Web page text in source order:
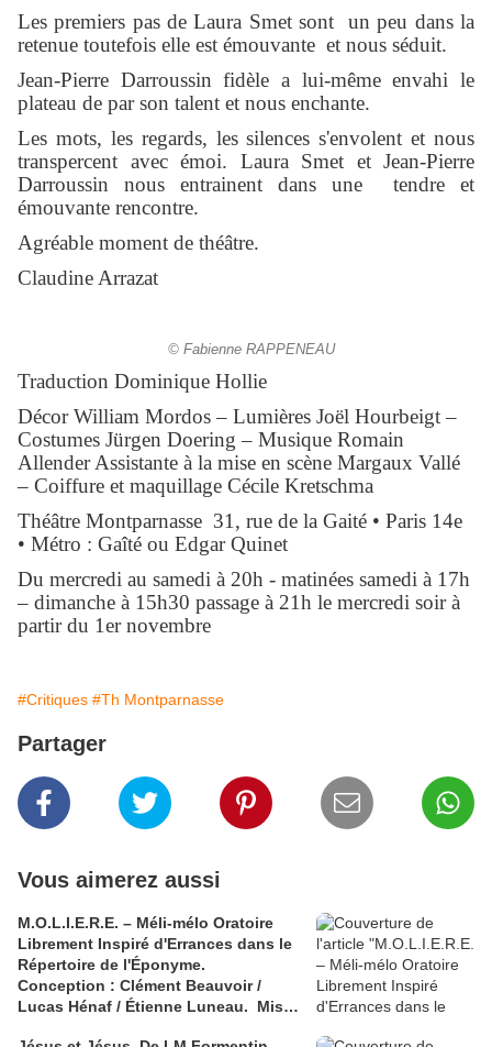
Les premiers pas de Laura Smet sont un peu dans la
retenue toutefois elle est émouvante et nous séduit.
Jean-Pierre Darroussin fidèle a lui-même envahi le
plateau de par son talent et nous enchante.
Les mots, les regards, les silences s'envolent et nous
transpercent avec émoi. Laura Smet et Jean-Pierre
Darroussin nous entrainent dans une tendre et
émouvante rencontre.
Agréable moment de théâtre.
Claudine Arrazat
© Fabienne RAPPENEAU
Traduction Dominique Hollie
Décor William Mordos – Lumières Joël Hourbeigt –
Costumes Jürgen Doering – Musique Romain
Allender Assistante à la mise en scène Margaux Vallé
– Coiffure et maquillage Cécile Kretschma
Théâtre Montparnasse 31, rue de la Gaité • Paris 14e
• Métro : Gaîté ou Edgar Quinet
Du mercredi au samedi à 20h - matinées samedi à 17h
– dimanche à 15h30 passage à 21h le mercredi soir à
partir du 1er novembre
#Critiques #Th Montparnasse
Partager
Vous aimerez aussi
M.O.L.I.E.R.E. – Méli-mélo Oratoire
Librement Inspiré d'Errances dans le
Répertoire de l'Éponyme.
Conception : Clément Beauvoir /
Lucas Hénaf / Étienne Luneau. Mise